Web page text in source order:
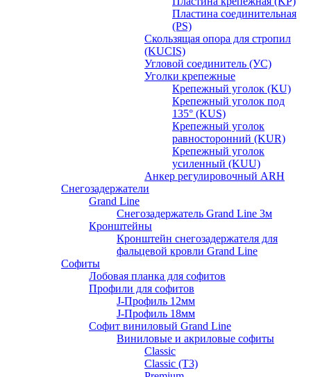
Пластина соединительная
(PS)
Скользящая опора для стропил
(KUCIS)
Угловой соединитель (УС)
Уголки крепежныe
Крепежный уголок (KU)
Крепежный уголок под
135° (KUS)
Крепежный уголок
равносторонний (KUR)
Крепежный уголок
усиленный (KUU)
Анкер регулировочный ARH
Снегозадержатели
Grand Line
Снегозадержатель Grand Line 3м
Кронштейны
Кронштейн снегозадержателя для
фальцевой кровли Grand Line
Софиты
Лобовая планка для софитов
Профили для софитов
J-Профиль 12мм
J-Профиль 18мм
Софит виниловый Grand Line
Виниловые и акриловые софиты
Classic
Classic (T3)